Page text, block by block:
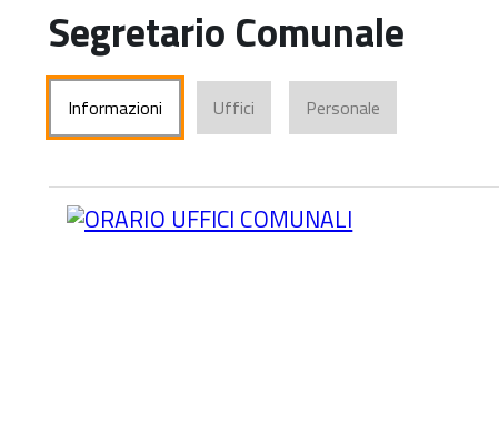
Segretario Comunale
Informazioni Uffici Personale